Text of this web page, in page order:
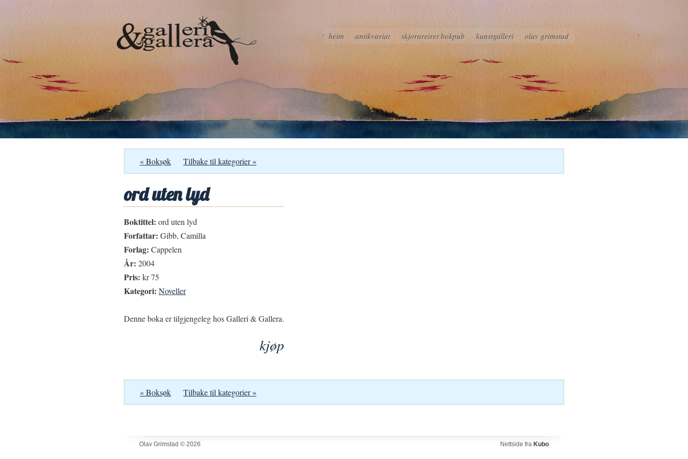
heim antikvariat skjorareiret bokpub kunstgalleri olav grimstad
« Boksøk Tilbake til kategorier »
ord uten lyd
Boktittel: ord uten lyd
Forfattar: Gibb, Camilla
Forlag: Cappelen
År: 2004
Pris: kr 75
Kategori: Noveller
Denne boka er tilgjengeleg hos Galleri & Gallera.
kjøp
« Boksøk Tilbake til kategorier »
Olav Grimstad © 2026 Nettside fra Kubo